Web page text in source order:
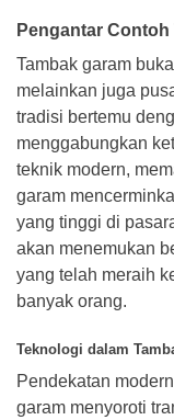
Pengantar Contoh
Tambak garam
melainkan juga
tradisi bertemu
menggabungkan
teknik modern,
garam
yang tinggi di
akan menemukan
yang telah meraih
banyak orang.
Teknologi dalam
Pendekatan
garam menyoroti